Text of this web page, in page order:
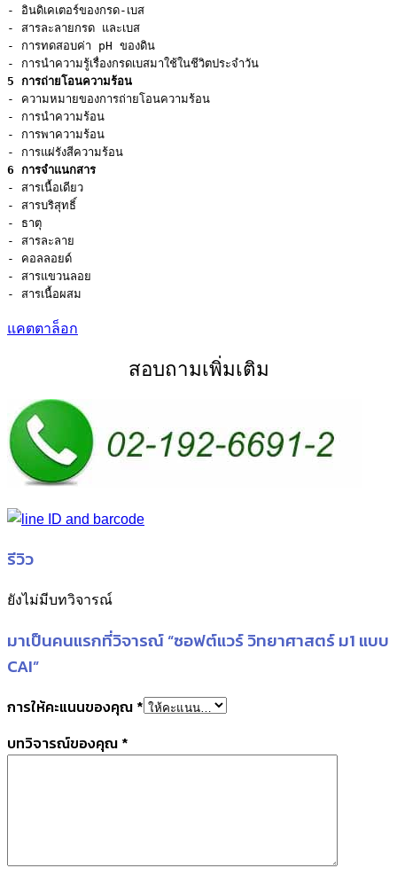
- อินดิเคเตอร์ของกรด-เบส
- สารละลายกรด และเบส
- การทดสอบค่า pH ของดิน
5 การถ่ายโอนความร้อน
- ความหมายของการถ่ายโอนความร้อน
- การนำความร้อน
- การพาความร้อน
6 การจำแนกสาร
- สารเนื้อเดียว
- สารบริสุทธิ์
- ธาตุ
- สารละลาย
- คอลลอยด์
- สารแขวนลอย
แคตตาล็อก
สอบถามเพิ่มเติม
รีวิว
ยังไม่มีบทวิจารณ์
มาเป็นคนแรกที่วิจารณ์ “ซอฟต์แวร์ วิทยาศาสตร์ ม1 แบบ
CAI”
การให้คะแนนของคุณ *
บทวิจารณ์ของคุณ *